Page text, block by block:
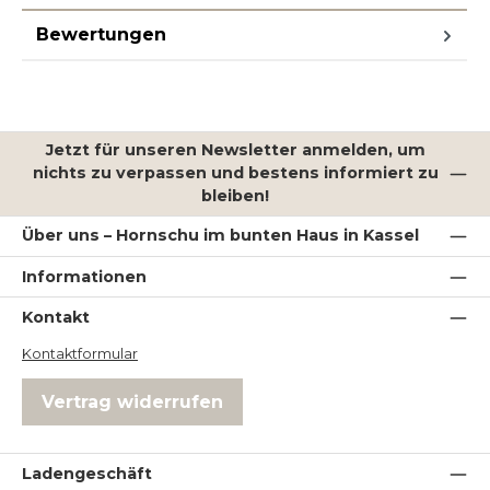
Bewertungen
Jetzt für unseren Newsletter anmelden, um
nichts zu verpassen und bestens informiert zu
bleiben!
Über uns – Hornschu im bunten Haus in Kassel
Informationen
Kontakt
Kontaktformular
Vertrag widerrufen
Ladengeschäft